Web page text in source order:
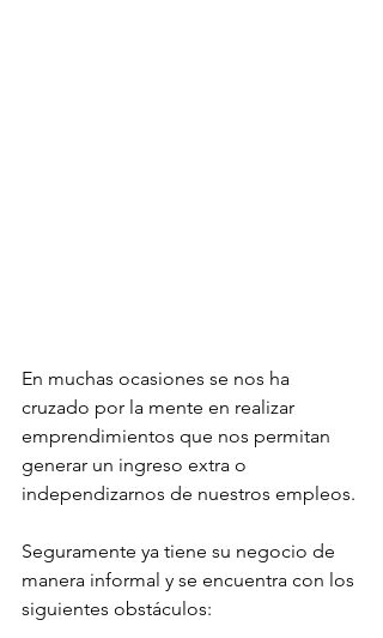
En muchas ocasiones se nos ha
cruzado por la mente en realizar
emprendimientos que nos permitan
generar un ingreso extra o
independizarnos de nuestros empleos.
Seguramente ya tiene su negocio de
manera informal y se encuentra con los
siguientes obstáculos: